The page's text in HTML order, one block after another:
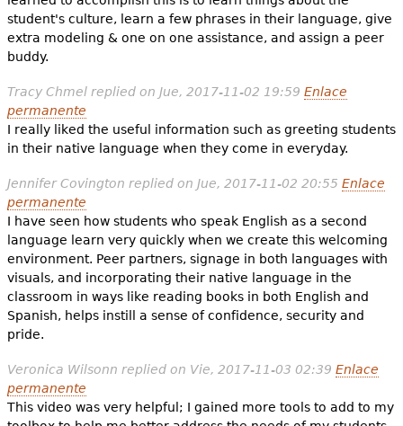
student's culture, learn a few phrases in their language, give
extra modeling & one on one assistance, and assign a peer
buddy.
Tracy Chmelreplied on Jue, 2017-11-02 19:59 Enlace
permanente
I really liked the useful information such as greeting students
in their native language when they come in everyday.
Jennifer Covington replied on Jue, 2017-11-02 20:55 Enlace
permanente
I have seen how students who speak English as a second
language learn very quickly when we create this welcoming
environment. Peer partners, signage in both languages with
visuals, and incorporating their native language in the
classroom in ways like reading books in both English and
Spanish, helps instill a sense of confidence, security and
pride.
Veronica Wilsonn replied on Vie, 2017-11-03 02:39 Enlace
permanente
This video was very helpful; I gained more tools to add to my